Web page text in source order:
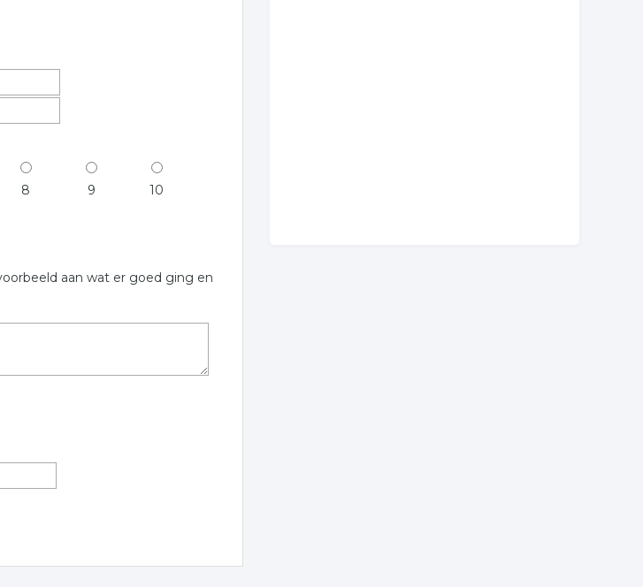
8 9 10
aan wat er goed ging en